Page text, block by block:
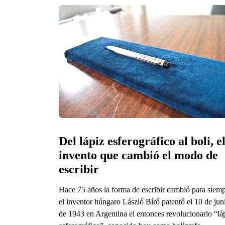
Del lápiz esferográfico al boli, el
invento que cambió el modo de
escribir
Hace 75 años la forma de escribir cambió para
el inventor húngaro László Bíró patentó el 10 de
de 1943 en Argentina el entonces revolucionario